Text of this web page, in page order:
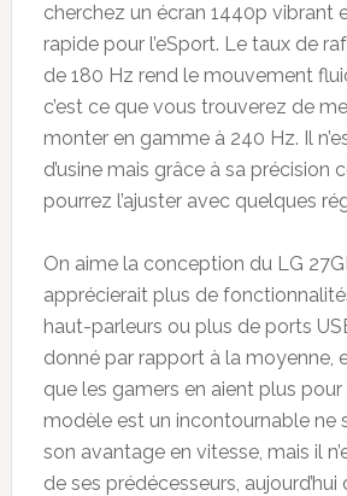
cherchez un écran 1440p vibrant
rapide pour l’eSport. Le taux de
de 180 Hz rend le mouvement
c’est ce que vous trouverez de
monter en gamme à 240 Hz. Il
d’usine mais grâce à sa précision
pourrez l’ajuster avec quelques
On aime la conception du LG
apprécierait plus de
haut-parleurs ou plus de ports
donné par rapport à la moyenne,
que les gamers en aient plus pour
modèle est un incontournable ne
son avantage en vitesse, mais il
de ses prédécesseurs, aujourd’hui